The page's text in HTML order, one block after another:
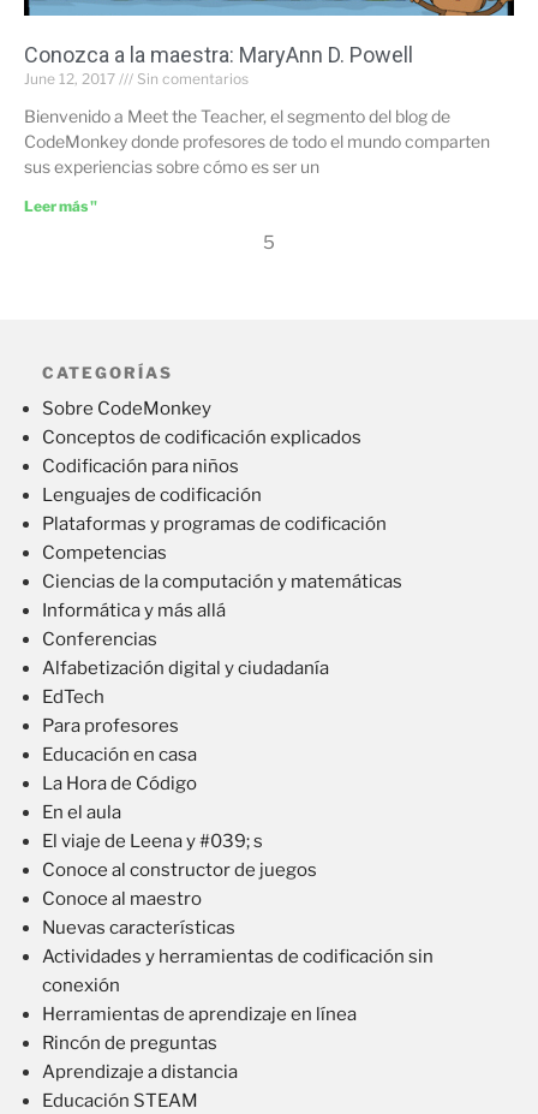
Conozca a la maestra: MaryAnn D. Powell
June 12, 2017 Sin comentarios
Bienvenido a Meet the Teacher, el segmento del blog de
CodeMonkey donde profesores de todo el mundo comparten
sus experiencias sobre cómo es ser un
Leer más "
5
CATEGORÍAS
Sobre CodeMonkey
Conceptos de codificación explicados
Codificación para niños
Lenguajes de codificación
Plataformas y programas de codificación
Competencias
Ciencias de la computación y matemáticas
Informática y más allá
Conferencias
Alfabetización digital y ciudadanía
EdTech
Para profesores
Educación en casa
La Hora de Código
En el aula
El viaje de Leena y #039; s
Conoce al constructor de juegos
Conoce al maestro
Nuevas características
Actividades y herramientas de codificación sin
conexión
Herramientas de aprendizaje en línea
Rincón de preguntas
Aprendizaje a distancia
Educación STEAM